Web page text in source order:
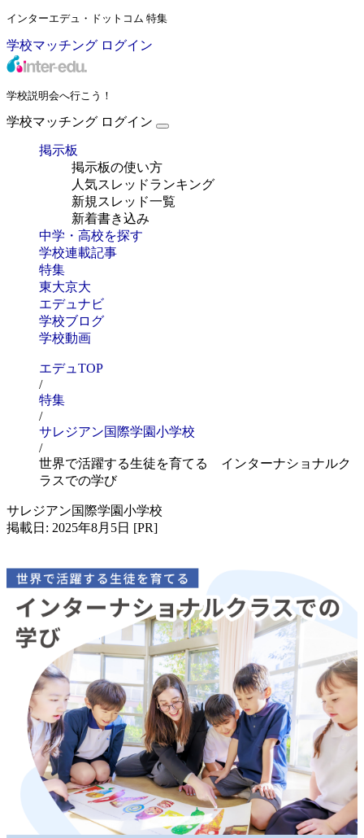
インターエデュ・ドットコム 特集
学校マッチング ログイン
学校説明会へ行こう！
学校マッチング ログイン
掲示板
掲示板の使い方
人気スレッドランキング
新規スレッド一覧
新着書き込み
中学・高校を探す
学校連載記事
特集
東大京大
エデュナビ
学校ブログ
学校動画
エデュTOP
/
特集
/
サレジアン国際学園小学校
/
世界で活躍する生徒を育てる インターナショナルク
ラスでの学び
サレジアン国際学園小学校
掲載日: 2025年8月5日 [PR]